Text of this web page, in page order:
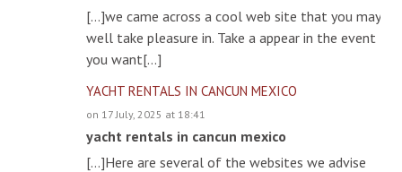
[…]we came across a cool web site that you may
well take pleasure in. Take a appear in the event
you want[…]
YACHT RENTALS IN CANCUN MEXICO
on 17 July, 2025 at 18:41
yacht rentals in cancun mexico
[…]Here are several of the websites we advise